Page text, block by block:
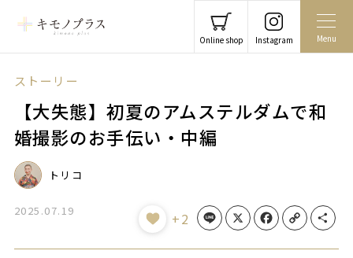
Online shop Instagram Menu
ストーリー
【大失態】初夏のアムステルダムで和
婚撮影のお手伝い・中編
トリコ
2025.07.19 +2 Line X Facebook Copy Link Share